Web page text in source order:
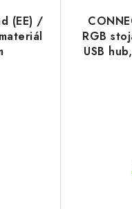
(EE) /
RGB
USB